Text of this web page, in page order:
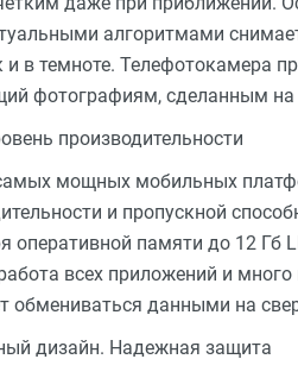
алгоритмами
и в темноте. Телефотокамера
фотографиям, сделанным
производительности
мощных мобильных
и пропускной
оперативной памяти до 12 Гб
всех приложений и
обмениваться данными на
дизайн. Надежная защита